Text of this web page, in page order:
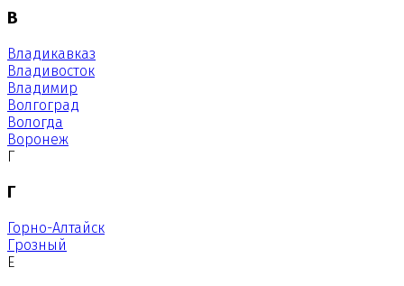
В
Владикавказ
Владивосток
Владимир
Волгоград
Вологда
Воронеж
Г
Г
Горно-Алтайск
Грозный
Е